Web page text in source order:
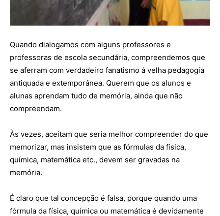
Quando dialogamos com alguns professores e
professoras de escola secundária, compreendemos que
se aferram com verdadeiro fanatismo à velha pedagogia
antiquada e extemporânea. Querem que os alunos e
alunas aprendam tudo de memória, ainda que não
compreendam.
Às vezes, aceitam que seria melhor compreender do que
memorizar, mas insistem que as fórmulas da física,
química, matemática etc., devem ser gravadas na
memória.
É claro que tal concepção é falsa, porque quando uma
fórmula da física, química ou matemática é devidamente